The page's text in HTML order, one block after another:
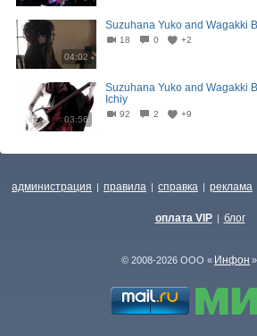
04:02
Suzuhana Yuko and Wagakki
18 0 +2
03:56
Suzuhana Yuko and Wagakki
Ichiy
92 2 +9
администрация | правила | справка | реклама
оплата VIP | блог
© 2008-2026 ООО « Инфон »